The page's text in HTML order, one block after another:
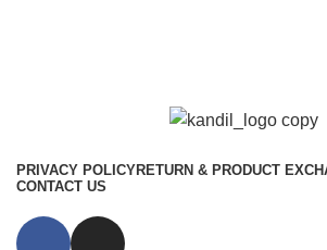
PRIVACY POLICYRETURN & PRODUCT
CONTACT US